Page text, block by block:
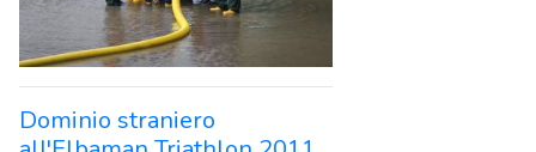
Dominio straniero